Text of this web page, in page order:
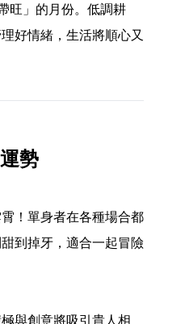
旺」的月份。低調耕
好情緒，生活將順心又
勢
！單身者在各種場合都
到掉牙，適合一起冒險